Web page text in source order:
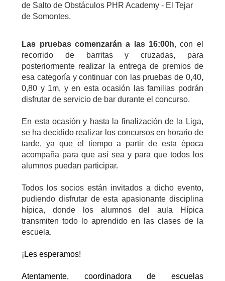
de Salto de Obstáculos PHR Academy - El Tejar
de Somontes.
Las pruebas comenzarán a las 16:00h, con el
recorrido de barritas y cruzadas, para
posteriormente realizar la entrega de premios de
esa categoría y continuar con las pruebas de 0,40,
0,80 y 1m, y en esta ocasión las familias podrán
disfrutar de servicio de bar durante el concurso.
En esta ocasión y hasta la finalización de la Liga,
se ha decidido realizar los concursos en horario de
tarde, ya que el tiempo a partir de esta época
acompaña para que así sea y para que todos los
alumnos puedan participar.
Todos los socios están invitados a dicho evento,
pudiendo disfrutar de esta apasionante disciplina
hípica, donde los alumnos del aula Hípica
transmiten todo lo aprendido en las clases de la
escuela.
¡Les esperamos!
Atentamente, coordinadora de escuelas